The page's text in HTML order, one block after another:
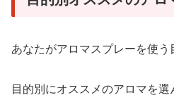
あなたがアロマスプレーを使う
目的別にオススメのアロマを選